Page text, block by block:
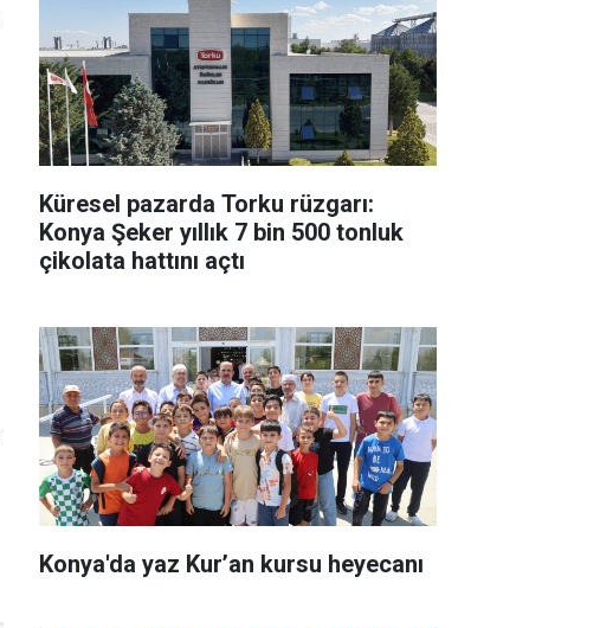
Küresel pazarda Torku rüzgarı:
Konya Şeker yıllık 7 bin 500 tonluk
çikolata hattını açtı
Konya'da yaz Kur’an kursu heyecanı